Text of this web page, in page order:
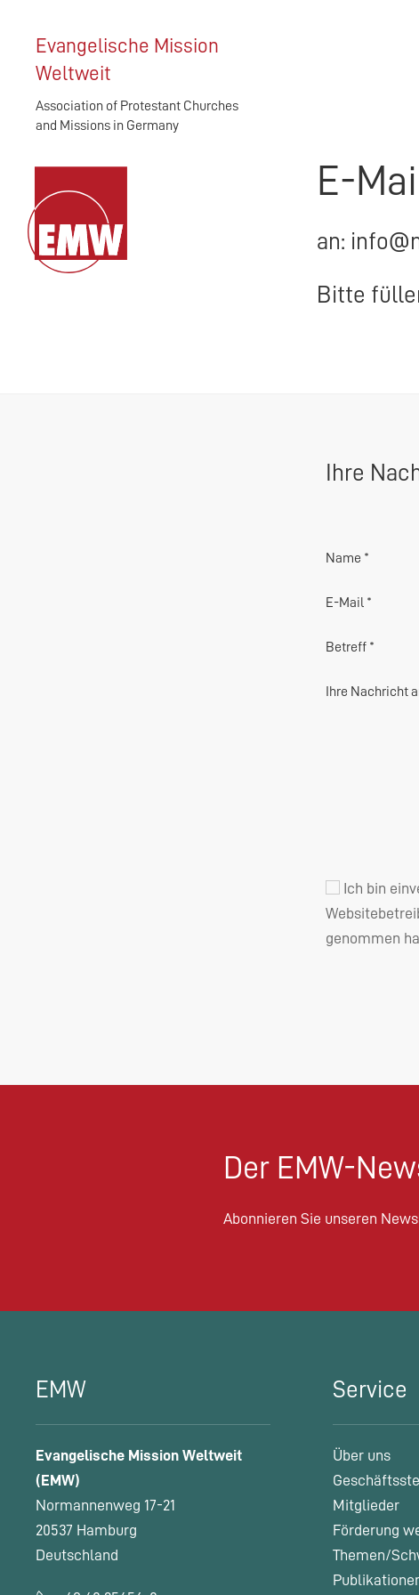
Evangelische Mission
Weltweit
Association of Protestant Churches
and Missions in Germany
E-
an:
Bitte
Ihre
Name *
E-Mail *
Betreff *
Ihre Nachricht
Ich bin
genommen
Der EMW-
Abonnieren Sie unseren
EMW
Evangelische Mission Weltweit
(EMW)
Normannenweg 17-21
20537 Hamburg
Deutschland
Service
Über uns
Mitglieder
Förderung
Themen/